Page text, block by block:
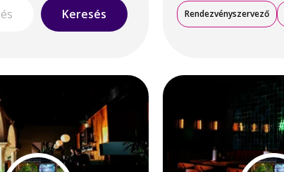
Keresés Rendezvényszervező